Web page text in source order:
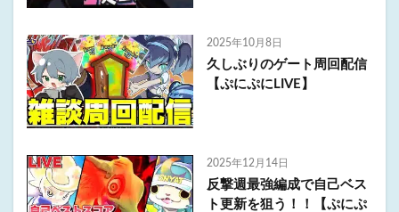
2025年10月8日
久しぶりのゲート周回配信
【ぷにぷにLIVE】
2025年12月14日
反撃週最強編成で自己ベス
ト更新を狙う！！【ぷにぷ